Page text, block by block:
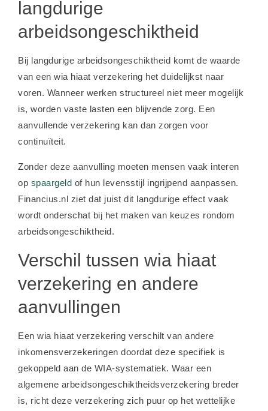
langdurige
arbeidsongeschiktheid
Bij langdurige arbeidsongeschiktheid komt de waarde
van een wia hiaat verzekering het duidelijkst naar
voren. Wanneer werken structureel niet meer mogelijk
is, worden vaste lasten een blijvende zorg. Een
aanvullende verzekering kan dan zorgen voor
continuïteit.
Zonder deze aanvulling moeten mensen vaak interen
op spaargeld of hun levensstijl ingrijpend aanpassen.
Financius.nl ziet dat juist dit langdurige effect vaak
wordt onderschat bij het maken van keuzes rondom
arbeidsongeschiktheid.
Verschil tussen wia hiaat
verzekering en andere
aanvullingen
Een wia hiaat verzekering verschilt van andere
inkomensverzekeringen doordat deze specifiek is
gekoppeld aan de WIA-systematiek. Waar een
algemene arbeidsongeschiktheidsverzekering breder
is, richt deze verzekering zich puur op het wettelijke